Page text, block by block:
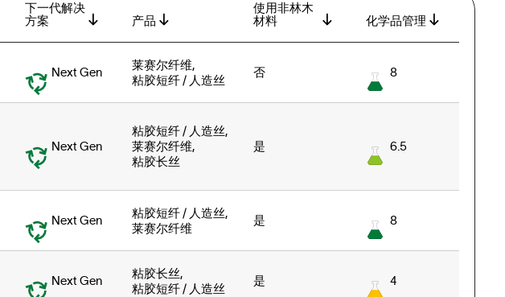
下一代解决
方案
产品
使用非林木
材料
化学品管理
Next Gen
莱赛尔纤维,
粘胶短纤 / 人造丝
否 8
Next Gen
粘胶短纤 / 人造丝,
莱赛尔纤维,
粘胶长丝
是 6.5
Next Gen
粘胶短纤 / 人造丝,
莱赛尔纤维
是 8
Next Gen
粘胶长丝,
粘胶短纤 / 人造丝
是 4